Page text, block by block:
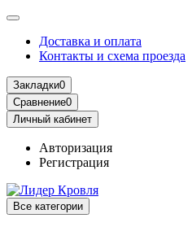
Доставка и оплата
Контакты и схема проезда
Закладки0
Сравнение0
Личный кабинет
Авторизация
Регистрация
Все категории